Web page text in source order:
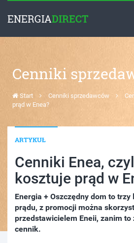
ENERGIADIRECT
Cenniki
Start Cenniki sprzedawców
prąd w Enea?
ARTYKUŁ
Cenniki Enea,
kosztuje prąd w
Energia + Oszczędny dom to
prądu, z promocji można
przedstawicielem Eneii, zanim to
cennik.